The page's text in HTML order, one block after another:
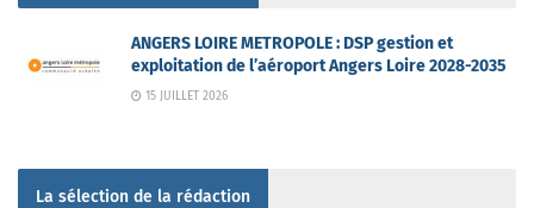
ANGERS LOIRE METROPOLE : DSP gestion et
exploitation de l’aéroport Angers Loire 2028-2035
15 JUILLET 2026
La sélection de la rédaction